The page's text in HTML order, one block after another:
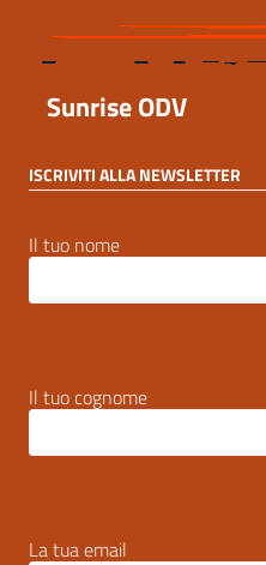
Sunrise ODV
ISCRIVITI ALLA NEWSLETTER
Il tuo nome
Il tuo cognome
La tua email